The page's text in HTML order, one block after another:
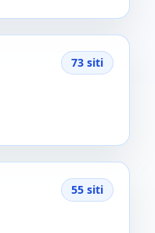
73 siti
55 siti